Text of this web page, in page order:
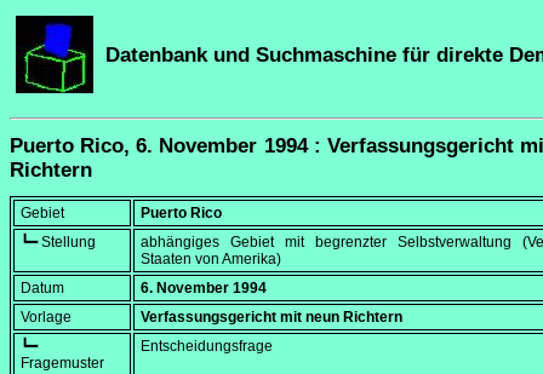
Datenbank und Suchmaschine für direkte
Puerto Rico, 6. November 1994 : Verfassungsgericht
Richtern
Gebiet
Puerto Rico
┗━ Stellung
abhängiges Gebiet mit begrenzter Selbstverwaltung
Staaten von Amerika)
Datum
6. November 1994
Vorlage
Verfassungsgericht mit neun Richtern
┗━
Fragemuster
Entscheidungsfrage